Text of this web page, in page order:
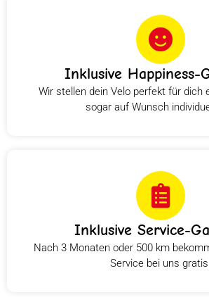
Inklusive Happiness-
Wir stellen dein Velo perfekt für dich
sogar auf Wunsch
Inklusive Service-
Nach 3 Monaten oder 500 km
Service bei uns